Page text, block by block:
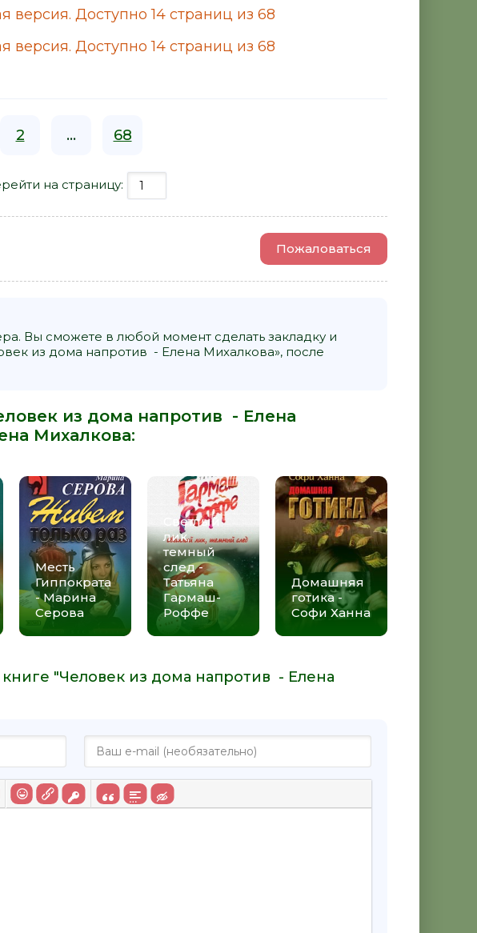
версия. Доступно 14 страниц из 68
версия. Доступно 14 страниц из 68
2 ... 68
на страницу:
Пожаловаться
Вы сможете в любой момент сделать закладку и
из дома напротив - Елена Михалкова», после
из дома напротив - Елена
Михалкова:
Месть
Гиппократа
- Марина
Серова
Светлый
лик,
темный
след -
Татьяна
Гармаш-
Роффе
Домашняя
готика -
Софи Ханна
"Человек из дома напротив - Елена